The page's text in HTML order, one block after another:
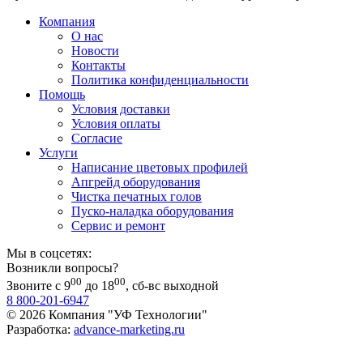
Компания
О нас
Новости
Контакты
Политика конфиденциальности
Помощь
Условия доставки
Условия оплаты
Согласие
Услуги
Написание цветовых профилей
Апгрейд оборудования
Чистка печатных голов
Пуско-наладка оборудования
Сервис и ремонт
Мы в соцсетях:
Возникли вопросы?
Звоните с 900 до 1800, сб-вс выходной
8 800-201-6947
© 2026 Компания "УФ Технологии"
Разработка: advance-marketing.ru